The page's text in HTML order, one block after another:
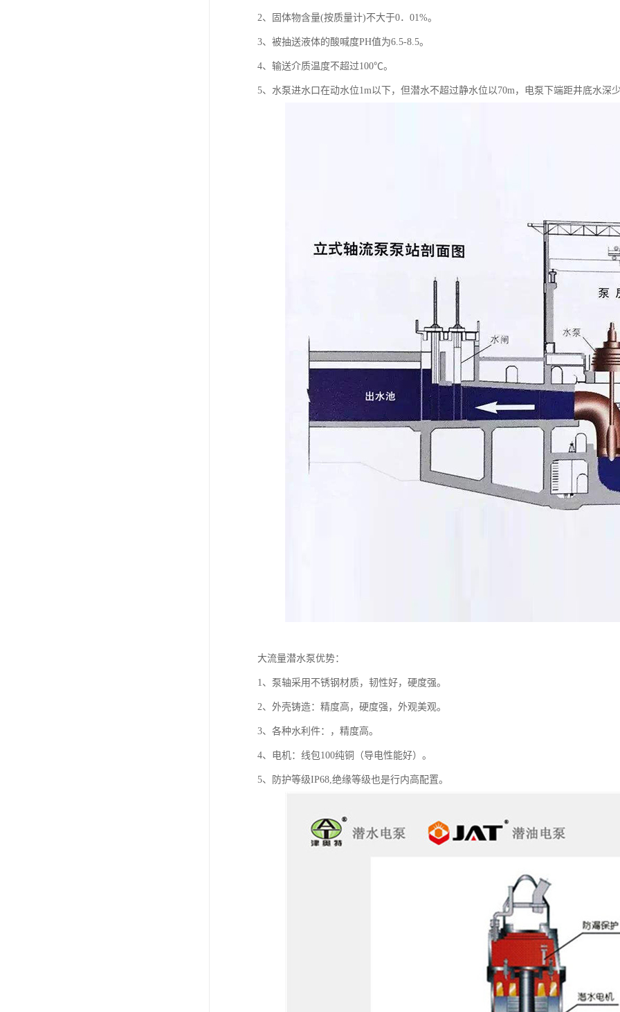
2、固体物含量(按质量计)不大于0．01%。
3、被抽送液体的酸喊度PH值为6.5-8.5。
4、输送介质温度不超过100℃。
5、水泵进水口在动水位1m以下，但潜水不超过静水位以70m，电泵下端距井底水深
大流量潜水泵优势：
1、泵轴采用不锈钢材质，韧性好，硬度强。
2、外壳铸造：精度高，硬度强，外观美观。
3、各种水利件：，精度高。
4、电机：线包100纯铜（导电性能好）。
5、防护等级IP68,绝缘等级也是行内高配置。